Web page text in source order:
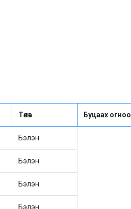
Төлөв Буцаах огноо
Бэлэн
Бэлэн
Бэлэн
Бэлэн